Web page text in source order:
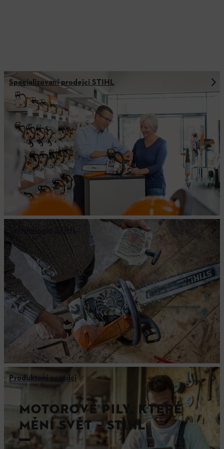
Specializovaní prodejci STIHL
Technologie STIHL
Produktoví poradci
MOTOROVÉ PILY, KTERÉ
MĚNÍ SVĚT – STIHL